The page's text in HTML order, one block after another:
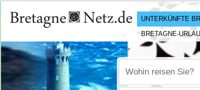
UNTERKÜNFTE
BRETAGNE-
Wohin reisen Sie?